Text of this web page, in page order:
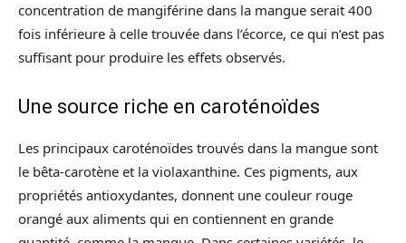
concentration de mangiférine dans la mangue serait 400
fois inférieure à celle trouvée dans l’écorce, ce qui n’est pas
suffisant pour produire les effets observés.
Une source riche en caroténoïdes
Les principaux caroténoïdes trouvés dans la mangue sont
le bêta-carotène et la violaxanthine. Ces pigments, aux
propriétés antioxydantes, donnent une couleur rouge
orangé aux aliments qui en contiennent en grande